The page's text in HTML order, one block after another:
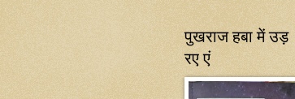
पुखराज हबा में उड़
रए एं